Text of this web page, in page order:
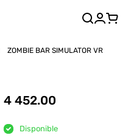
ZOMBIE BAR SIMULATOR VR
4 452.00
Disponible